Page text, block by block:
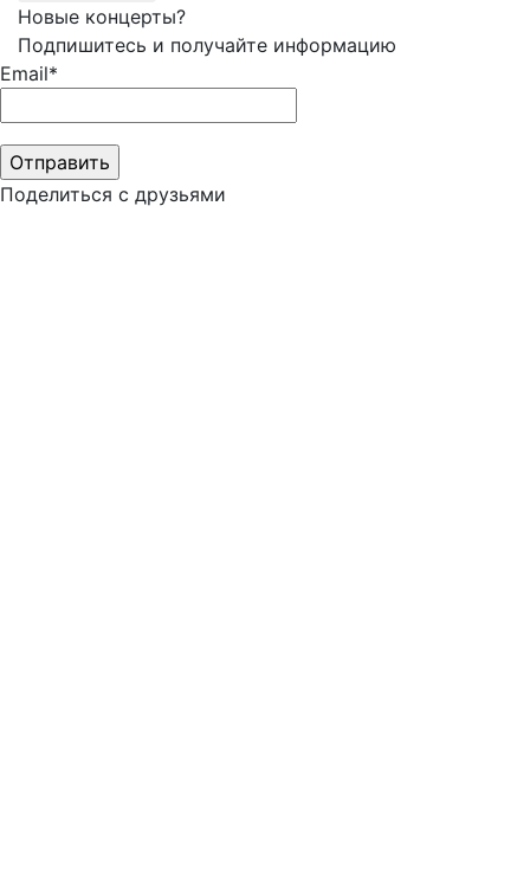
Новые концерты?
Подпишитесь и получайте информацию
Email*
Поделиться с друзьями